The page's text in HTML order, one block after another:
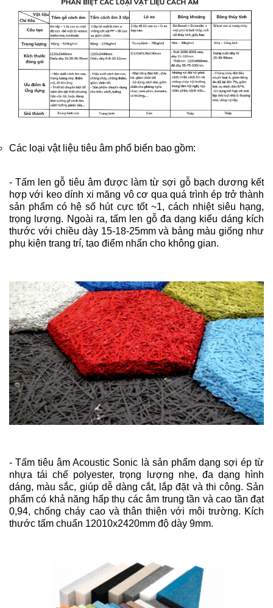
Các loại vật liệu tiêu âm phổ biến bao gồm:
- Tấm len gỗ tiêu âm được làm từ sợi gỗ bạch dương kết
hợp với keo dính xi măng vô cơ qua quá trình ép trở thành
sản phẩm có hệ số hút cực tốt ~1, cách nhiệt siêu hạng,
trọng lượng. Ngoài ra, tấm len gỗ đa dạng kiểu dáng kích
thước với chiều dày 15-18-25mm và bảng màu giống như
phụ kiện trang trí, tạo điểm nhấn cho không gian.
- Tấm tiêu âm Acoustic Sonic là sản phẩm dạng sợi ép từ
nhựa tái chế polyester, trọng lượng nhẹ, đa dạng hình
dáng, màu sắc, giúp dễ dàng cắt, lắp đặt và thi công. Sản
phẩm có khả năng hấp thụ các âm trung tần và cao tần đạt
0,94, chống cháy cao và thân thiện với môi trường. Kích
thước tấm chuẩn 12010x2420mm độ dày 9mm.